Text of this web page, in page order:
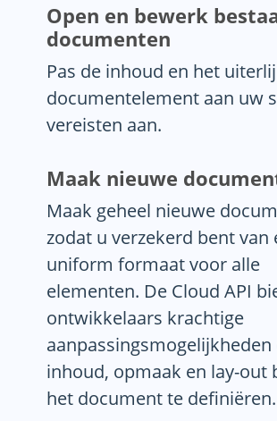
Open en bewerk
documenten
Pas de inhoud en het
documentelement aan uw
vereisten aan.
Maak nieuwe
Maak geheel nieuwe
zodat u verzekerd bent van
uniform formaat voor alle
elementen. De Cloud API
ontwikkelaars krachtige
aanpassingsmogelijkheden
inhoud, opmaak en lay-out
het document te definiëren.